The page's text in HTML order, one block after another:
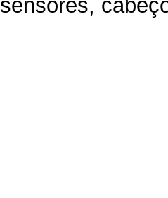
sensores,